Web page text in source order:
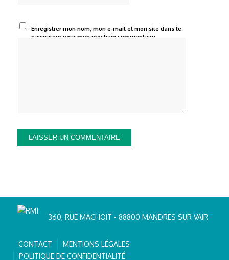
Enregistrer mon nom, mon e-mail et mon site dans le
navigateur pour mon prochain commentaire.
360, RUE MACHOIT - 88800 MANDRES SUR VAIR
CONTACT
MENTIONS LÉGALES
POLITIQUE DE CONFIDENTIALITÉ